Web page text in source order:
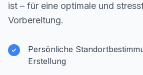
ist – für eine optimale und
Vorbereitung.
Persönliche
Erstellung